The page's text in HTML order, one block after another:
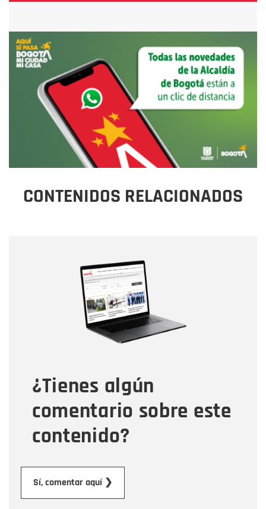
CONTENIDOS RELACIONADOS
¿Tienes algún
comentario sobre este
contenido?
Sí, comentar aquí ❯
Correo electrónico
Tipo de comentario
Mensaje